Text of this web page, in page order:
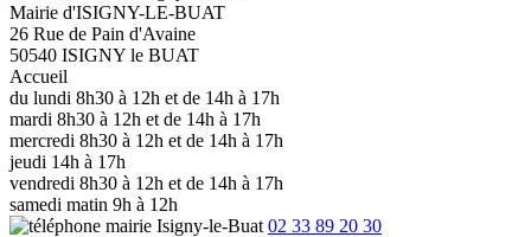
Mairie d'ISIGNY-LE-BUAT
26 Rue de Pain d'Avaine
50540 ISIGNY le BUAT
Accueil
du lundi 8h30 à 12h et de 14h à 17h
mardi 8h30 à 12h et de 14h à 17h
mercredi 8h30 à 12h et de 14h à 17h
jeudi 14h à 17h
vendredi 8h30 à 12h et de 14h à 17h
samedi matin 9h à 12h
02 33 89 20 30